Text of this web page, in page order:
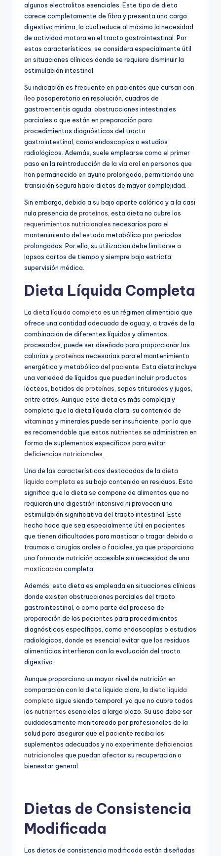
algunos electrolitos esenciales. Este tipo de dieta
carece completamente de fibra y presenta una carga
digestiva mínima, lo cual reduce al máximo la necesidad
de actividad motora en el tracto gastrointestinal. Por
estas características, se considera especialmente útil
en situaciones clínicas donde se requiere disminuir la
estimulación intestinal.
Su indicación es frecuente en pacientes que cursan con
íleo posoperatorio en resolución, cuadros de
gastroenteritis aguda, obstrucciones intestinales
parciales o que están en preparación para
procedimientos diagnósticos del tracto
gastrointestinal, como endoscopías o estudios
radiológicos. Además, suele emplearse como el primer
paso en la reintroducción de la vía oral en personas que
han permanecido en ayuno prolongado, permitiendo una
transición segura hacia dietas de mayor complejidad.
Sin embargo, debido a su bajo aporte calórico y a la casi
nula presencia de proteínas , esta dieta no cubre los
requerimientos nutricionales necesarios para el
mantenimiento del estado metabólico por períodos
prolongados. Por ello, su utilización debe limitarse a
lapsos cortos de tiempo y siempre bajo estricta
supervisión médica.
Dieta Líquida Completa
La dieta líquida completa es un régimen alimenticio que
ofrece una cantidad adecuada de agua y, a través de la
combinación de diferentes líquidos y alimentos
procesados, puede ser diseñada para proporcionar las
calorías yproteínas necesarias para el mantenimiento
energético y metabólico del paciente . Esta dieta incluye
una variedad de líquidos que pueden incluir productos
lácteos, batidos de proteínas , sopas trituradas y jugos,
entre otros. Aunque esta dieta es más compleja y
completa que la dieta líquida clara, su contenido de
vitaminas y minerales puede ser insuficiente, por lo que
es recomendable que estos nutrientes se administren en
forma de suplementos específicos para evitar
deficiencias nutricionales
Una de las características destacadas de la dieta
líquida completa es su bajo contenido en residuos. Esto
significa que la dieta se compone de alimentos que no
requieren una digestión intensiva ni provocan una
estimulación significativa del tracto intestinal. Este
hecho hace que sea especialmente útil en pacientes
que tienen dificultades para masticar o tragar debido a
traumas o cirugías orales o faciales, ya que proporciona
una forma de nutrición accesible sin necesidad de una
masticación completa.
Además, esta dieta es empleada en situaciones clínicas
donde existen obstrucciones parciales del tracto
gastrointestinal, o como parte del proceso de
preparación de los pacientes para procedimientos
diagnósticos específicos, como endoscopías o estudios
radiológicos, donde es esencial evitar que los residuos
alimenticios interfieran con la evaluación del tracto
digestivo.
Aunque proporciona un mayor nivel de nutrición en
comparación con la dieta líquida clara, la dieta líquida
completa sigue siendo temporal, ya que no cubre todos
los nutrientes esenciales a largo plazo. Su uso debe ser
cuidadosamente monitoreado por profesionales de la
salud para asegurar que el paciente reciba los
suplementos adecuados y no experimente deficiencias
nutricionales que puedan afectar su recuperación o
bienestar general.
Dietas de Consistencia
Modificada
Las dietas de consistencia modificada están diseñadas